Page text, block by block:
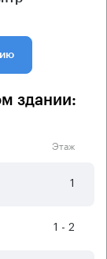
здании:
Этаж
1
1 - 2